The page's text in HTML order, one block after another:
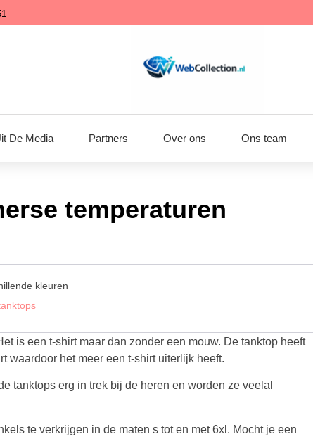
De Media Partners Over ons​ Ons team
temperaturen
kleuren
is een t-shirt maar dan zonder een mouw. De tanktop heeft
waardoor het meer een t-shirt uiterlijk heeft.
tanktops erg in trek bij de heren en worden ze veelal
te verkrijgen in de maten s tot en met 6xl. Mocht je een